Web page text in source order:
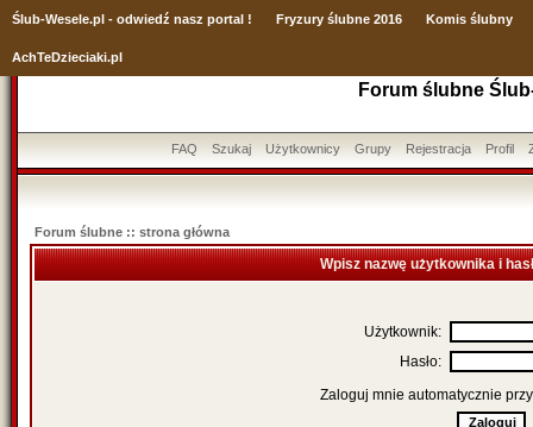
Ślub-Wesele.pl - odwiedź nasz portal ! Fryzury ślubne 2016 Komis ślubny
AchTeDzieciaki.pl
Forum ślubne
FAQ Szukaj Użytkownicy Grupy Rejestracja Profil
Forum ślubne :: strona główna
Wpisz nazwę użytkownika i
Użytkownik:
Hasło:
Zaloguj mnie automatycznie